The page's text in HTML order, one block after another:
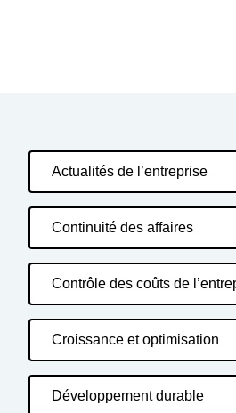
Actualités de l’entreprise
Continuité des affaires
Contrôle des coûts de
Croissance et optimisation
Développement durable